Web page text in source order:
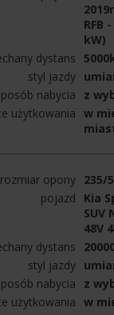
RFB
kW)
dystans
styl jazdy
nabycia
z
użytkowania w
rozmiar opony 235/
pojazd
Kia
SUV
48V
dystans
styl jazdy
nabycia
z
użytkowania w